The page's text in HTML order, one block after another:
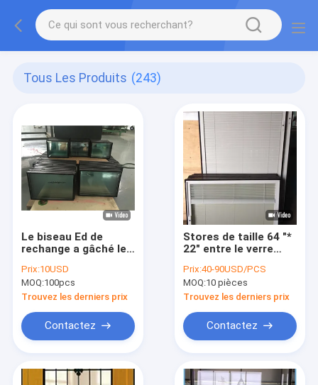
Tous Les Produits (243)
Le biseau Ed de
rechange a gâché le
14MM 20A pour
Windows
Prix:10USD
MOQ:100pcs
Trouvez les derniers prix
Contactez
Stores de taille 64 "*
22" entre le verre
"d'épaisseur
Entraînement par
courroie au lieu d'une
corde
Prix:40-90USD/PCS
MOQ:10 pièces
Trouvez les derniers prix
Contactez